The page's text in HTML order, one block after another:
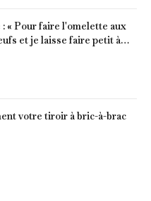
« Pour faire l'omelette aux
et je laisse faire petit à
votre tiroir à bric-à-brac